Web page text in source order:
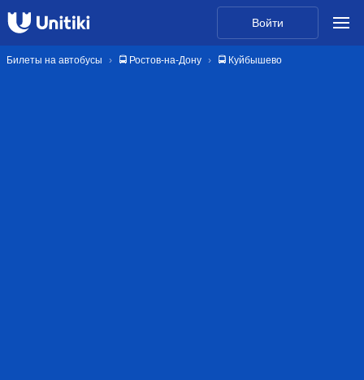
Войти
Билеты на автобусы 🚍 Ростов-на-Дону 🚍 Куйбышево